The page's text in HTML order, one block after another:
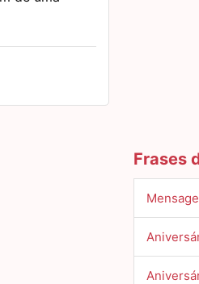
Frases